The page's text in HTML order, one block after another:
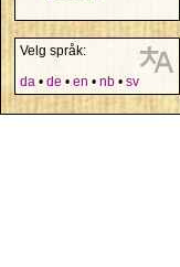
Velg språk:
da • de • en • nb • sv